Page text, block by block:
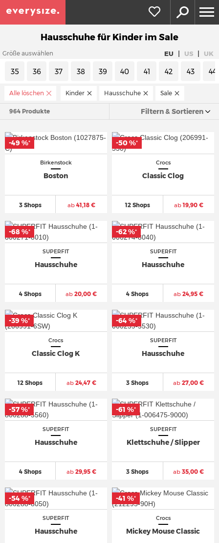
Hausschuhe für Kinder im Sale
Größe auswählen EU | US | UK
35 36 37 38 39 40 41 42 43 44
Alle löschen Kinder Hausschuhe Sale
964 Produkte Filtern & Sortieren
Birkenstock
Boston
3 Shops ab41,18 €
-49 %*
Crocs
Classic Clog
12 Shops ab19,90 €
-50 %*
SUPERFIT
Hausschuhe
4 Shops ab 20,00 €
-68 %*
SUPERFIT
Hausschuhe
4 Shops ab 24,95 €
-62 %*
Crocs
Classic Clog K
12 Shops ab24,47 €
-39 %*
SUPERFIT
Hausschuhe
3 Shops ab 27,00 €
-64 %*
SUPERFIT
Hausschuhe
4 Shops ab29,95 €
-57 %*
SUPERFIT
Klettschuhe / Slipper
3 Shops ab 35,00 €
-61 %*
SUPERFIT
Hausschuhe
-54 %*
Crocs
Mickey Mouse Classic
-41 %*